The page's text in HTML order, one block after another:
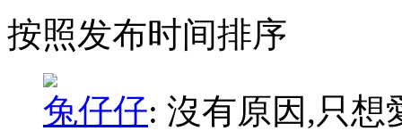
按照发布时间排序
兔仔仔: 沒有原因,只想